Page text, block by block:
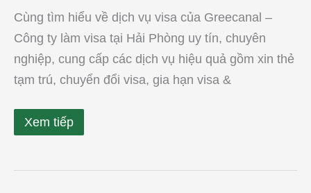
Cùng tìm hiểu về dịch vụ visa của Greecanal –
Công ty làm visa tại Hải Phòng uy tín, chuyên
nghiệp, cung cấp các dịch vụ hiệu quả gồm xin thẻ
tạm trú, chuyển đổi visa, gia hạn visa &
Xem tiếp